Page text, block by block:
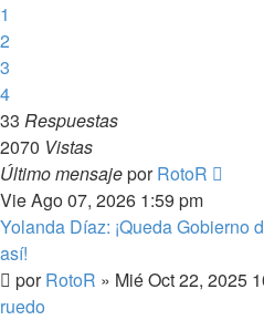
1
2
3
4
33 Respuestas
2070 Vistas
Último mensajeporRotoR
Vie Ago 07, 2026 1:59 pm
Yolanda Díaz: ¡Queda Gobierno
así!
porRotoR » Mié Oct 22, 2025
ruedo